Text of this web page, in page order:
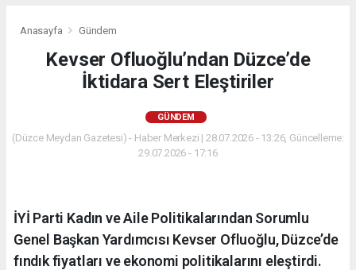
Anasayfa Gündem
Kevser Ofluoğlu’ndan Düzce’de
İktidara Sert Eleştiriler
GÜNDEM
(Düzce Meydan Gazetesi) - Haber Merkezi | 28.07.2026 - 13:26, Güncelleme:
29.07.2026 - 17:16
İYİ Parti Kadın ve Aile Politikalarından Sorumlu
Genel Başkan Yardımcısı Kevser Ofluoğlu, Düzce’de
fındık fiyatları ve ekonomi politikalarını eleştirdi.